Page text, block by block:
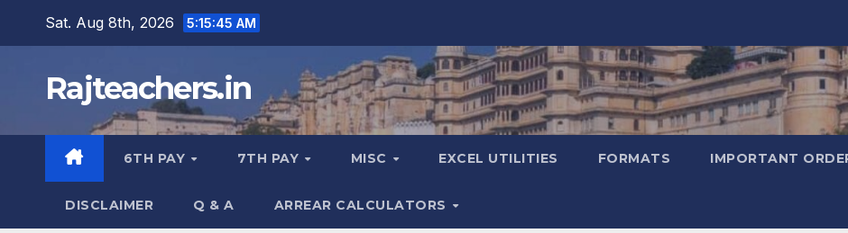
Sat. Aug 8th, 2026 5:15:46 AM
Rajteachers.in
6TH PAY 7TH PAY MISC EXCEL UTILITIES FORMATS IMPORTANT
DISCLAIMER Q & A ARREAR CALCULATORS